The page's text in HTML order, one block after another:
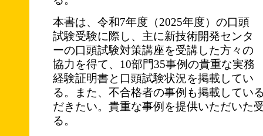
本書は、令和7年度（2025年度）の口頭
試験受験に際し、主に新技術開発センタ
ーの口頭試験対策講座を受講した方々の
協力を得て、10部門35事例の貴重な実務
経験証明書と口頭試験状況を掲載してい
る。また、不合格者の事例も掲載してい
だきたい。貴重な事例を提供いただいた
る。